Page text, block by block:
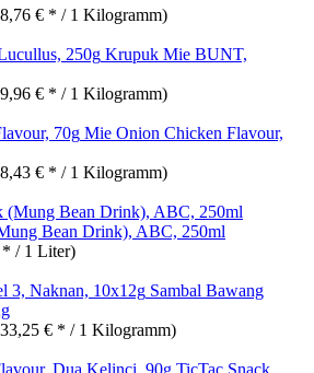
€ * / 1 Kilogramm)
Krupuk Mie BUNT,
€ * / 1 Kilogramm)
Mie Onion Chicken Flavour,
€ * / 1 Kilogramm)
Bean Drink), ABC, 250ml
* / 1 Liter)
Sambal Bawang
€ * / 1 Kilogramm)
TicTac Snack,